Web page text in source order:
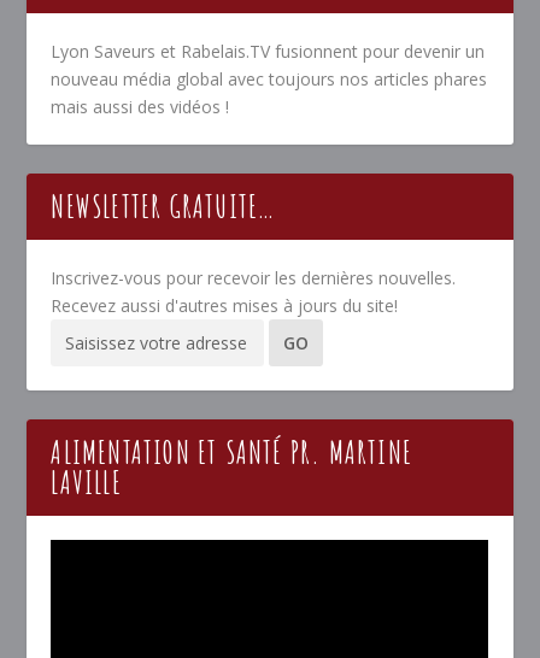
Lyon Saveurs et Rabelais.TV fusionnent pour devenir un
nouveau média global avec toujours nos articles phares
mais aussi des vidéos !
NEWSLETTER GRATUITE…
Inscrivez-vous pour recevoir les dernières nouvelles.
Recevez aussi d'autres mises à jours du site!
ALIMENTATION ET SANTÉ PR. MARTINE
LAVILLE